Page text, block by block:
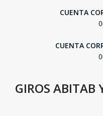
CUENTA
CUENTA
GIROS ABITAB